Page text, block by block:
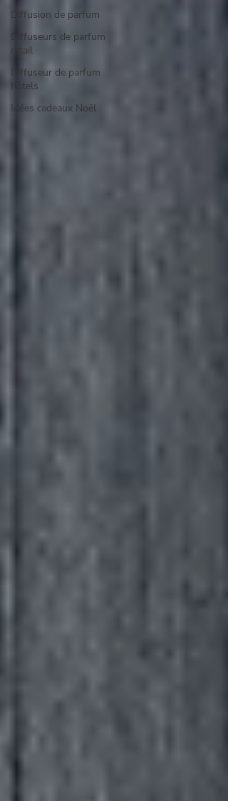
Diffusion de parfum
Diffuseurs de parfum
retail
Diffuseur de parfum
hôtels
Idées cadeaux Noël